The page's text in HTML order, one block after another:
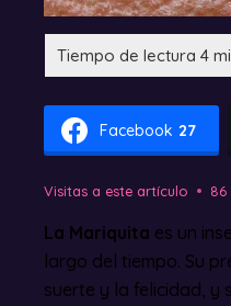
Facebook 27
Visitas a este artículo 86
La Mariquita es un
largo del tiempo. Su
suerte y la felicidad, y